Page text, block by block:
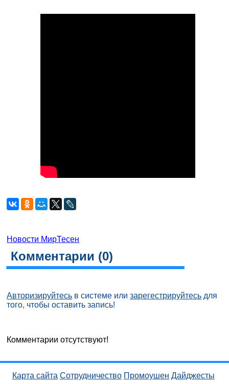
Новости МирТесен
Комментарии (0)
Авторизируйтесь в системе илизарегестрируйтесь для
того, чтобы оставить запись!
Комментарии отсутствуют!
Карта сайта Сотрудничество Промоушен Дайджесты